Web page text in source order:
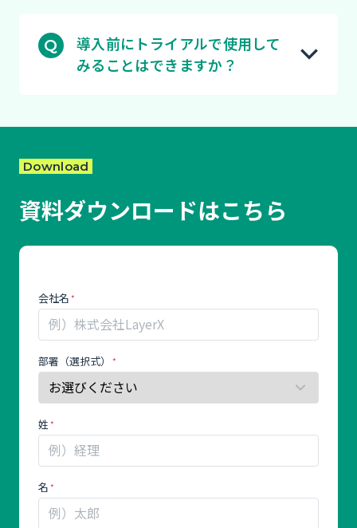
導入前にトライアルで使用して
みることはできますか？
Download
資料ダウンロードはこちら
バ
ク
ラ
ク
申
請
_
製
資
料
会社名
部署（選択式）
姓
名
な
た
が
人
間
の
場
合、
こ
の
フ
ィ